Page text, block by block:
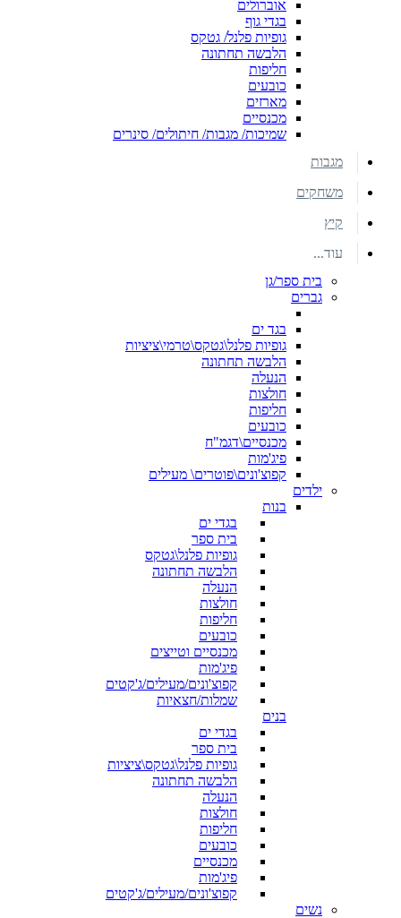
אוברולים
בגדי גוף
גופיות פלנל/ גטקס
הלבשה תחתונה
חליפות
כובעים
מארזים
מכנסיים
שמיכות/ מגבות/ חיתולים/ סינרים
מגבות
משחקים
קיץ
עוד...
בית ספר/גן
גברים
בגד ים
גופיות פלנל\גטקס\טרמי\ציציות
הלבשה תחתונה
הנעלה
חולצות
חליפות
כובעים
מכנסיים\דגמ"ח
פיג'מות
קפוצ'ונים\פוטרים\ מעילים
ילדים
בנות
בגדי ים
בית ספר
גופיות פלנל\גטקס
הלבשה תחתונה
הנעלה
חולצות
חליפות
כובעים
מכנסיים וטייצים
פיג'מות
קפוצ'ונים/מעילים/ג'קטים
שמלות/חצאיות
בנים
בגדי ים
בית ספר
גופיות פלנל\גטקס\ציציות
הלבשה תחתונה
הנעלה
חולצות
חליפות
כובעים
מכנסיים
פיג'מות
קפוצ'ונים/מעילים/ג'קטים
נשים